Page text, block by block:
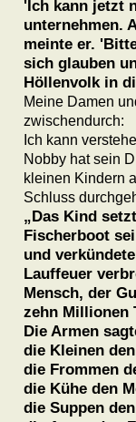
'Ich kann jetzt
unternehmen.
meinte er.
sich glauben
Höllenvolk in
Meine Damen
zwischendurch:
Ich kann
Nobby hat sein
kleinen Kindern
Schluss
„Das Kind
Fischerboot
und
Lauffeuer
Mensch, der
zehn Millionen
Die Armen
die Kleinen
die Frommen
die Kühe den
die Suppen